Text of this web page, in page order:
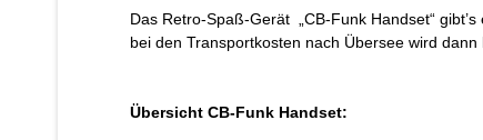
Das Retro-Spaß-Gerät „CB-Funk Handset“
bei den Transportkosten nach Übersee wird
Übersicht CB-Funk Handset: